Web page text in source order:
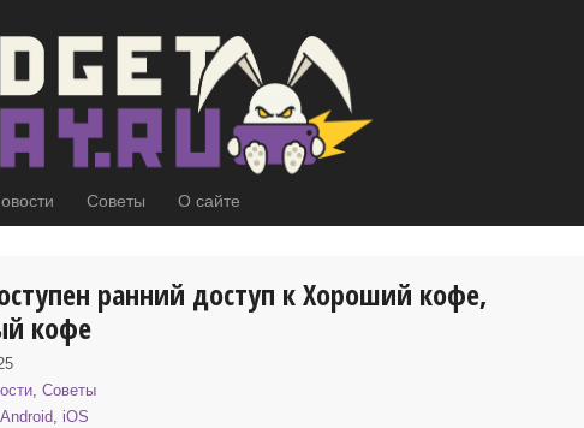
Советы О сайте
ранний доступ к Хороший кофе,
кофе
,Советы
Android, iOS